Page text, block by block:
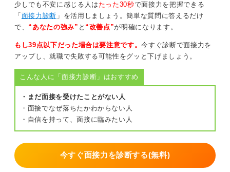
推薦に甘えず自分の言葉で強みを語りきろう
目に推薦内容と発言の一貫性、 二つ目に受け身にならな
い主体性、三つ目に推薦に甘えない姿勢です。
推薦してもらったからではなく、推薦されてもなお自分
す。
戦略としては事前に推薦状の強みを把握し、面接で自分
の実体験と結びつけて補強すること。
力な後押しになります。
少しでも不安に感じる人は たった30秒で面接力を把握できる
「 面接力診断 」を活用しましょう。簡単な質問に答えるだけ
で、 “あなたの強み” と “改善点”が明確になります。
もし39点以下だった場合は要注意です。今すぐ診断で面接力を
アップし、就職で失敗する可能性をグッと下げましょう。
こんな人に「面接力診断」はおすすめ
・まだ面接を受けたことがない人
・面接でなぜ落ちたかわからない人
・自信を持って、面接に臨みたい人
今すぐ面接力を診断する(無料)